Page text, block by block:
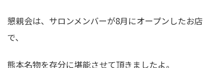
懇親会は、サロンメンバーが8月にオープンしたお店
で、
熊本名物を存分に堪能させて頂きましたよ。